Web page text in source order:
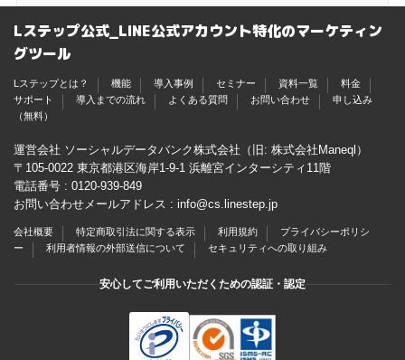
Lステップ公式_LINE公式アカウント特化のマーケティン
グツール
Lステップとは？ 機能 導入事例 セミナー 資料一覧
料金
サポート
導入までの流れ よくある質問 お問い合わせ
申し込み
（無料）
運営会社 ソーシャルデータバンク株式会社（旧: 株式会社Maneql）
〒105-0022 東京都港区海岸1-9-1 浜離宮インターシティ11階
電話番号 : 0120-939-849
お問い合わせメールアドレス : info@cs.linestep.jp
会社概要 特定商取引法に関する表示 利用規約
プライバシーポリシ
ー
利用者情報の外部送信について セキュリティへの取り組み
安心してご利用いただくための認証・認定